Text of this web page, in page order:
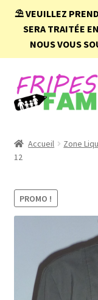
⛱️VEUILLEZ
SERA TRAITÉE
NOUS VOUS
Aller
à
la
Aller
au
contenu
Boutique
Conditions d’achat
Mon compte
Liste de souhait
Accueil Zone
12
PROMO !